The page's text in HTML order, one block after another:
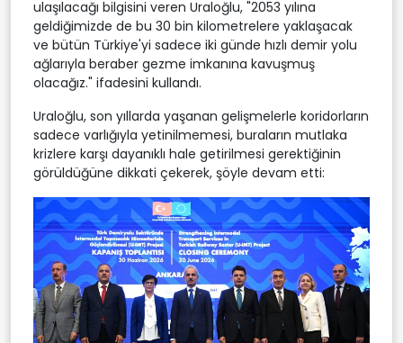
ulaşılacağı bilgisini veren Uraloğlu, "2053 yılına
geldiğimizde de bu 30 bin kilometrelere yaklaşacak
ve bütün Türkiye'yi sadece iki günde hızlı demir yolu
ağlarıyla beraber gezme imkanına kavuşmuş
olacağız." ifadesini kullandı.
Uraloğlu, son yıllarda yaşanan gelişmelerle koridorların
sadece varlığıyla yetinilmemesi, buraların mutlaka
krizlere karşı dayanıklı hale getirilmesi gerektiğinin
görüldüğüne dikkati çekerek, şöyle devam etti: